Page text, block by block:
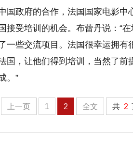
国政府的合作，法国国家电影中
接受培训的机会。布蕾丹说：“
一些交流项目。法国很幸运拥有
国，让他们得到培训，当然了前
。”
上一页 1 2 全文 共 2